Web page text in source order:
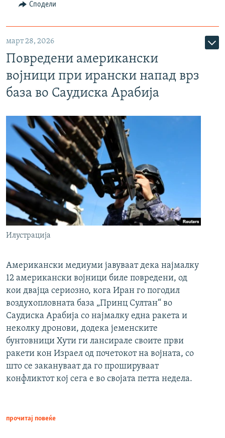
Сподели
март 28, 2026
Повредени американски
војници при ирански напад врз
база во Саудиска Арабија
Илустрација
Американски медиуми јавуваат дека најмалку
12 американски војници биле повредени, од
кои двајца сериозно, кога Иран го погодил
воздухопловната база „Принц Султан“ во
Саудиска Арабија со најмалку една ракета и
неколку дронови, додека јеменските
бунтовници Хути ги лансирале своите први
ракети кон Израел од почетокот на војната, со
што се закануваат да го прошируваат
конфликтот кој сега е во својата петта недела.
прочитај повеќе